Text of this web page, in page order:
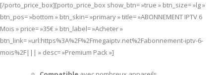
[/porto_price_box][porto_price_box show_btn= »true » btn_size= »lg »
btn_pos= »bottom » btn_skin= »primary » title= »ABONNEMENT IPTV 6
Mois » price= »35€ » btn_label= »Acheter »
btn_link= »url:https%3A%2F%2Fmegaiptv.net%2Fabonnement-iptv-6-
mois%2F||| » desc= »Premium Pack »]